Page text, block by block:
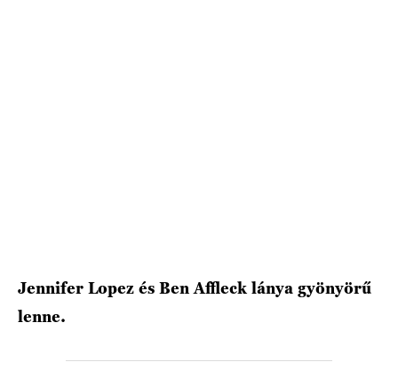
Jennifer Lopez és Ben Affleck lánya gyönyörű
lenne.